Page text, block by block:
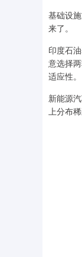
基础设
来了。
印度石
意选择
适应性。
新能源
上分布